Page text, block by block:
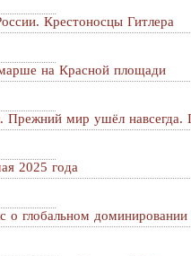
Крестоносцы Гитлера
на Красной площади
Прежний мир ушёл навсегда.
2025 года
о глобальном